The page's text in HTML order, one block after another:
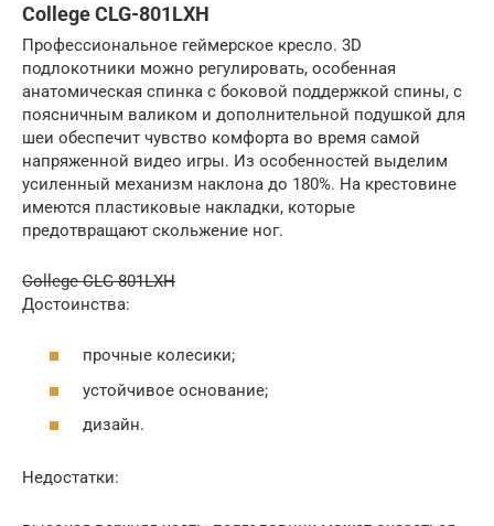
College CLG-801LXH
Профессиональное геймерское кресло. 3D
подлокотники можно регулировать, особенная
анатомическая спинка с боковой поддержкой спины, с
поясничным валиком и дополнительной подушкой для
шеи обеспечит чувство комфорта во время самой
напряженной видео игры. Из особенностей выделим
усиленный механизм наклона до 180%. На крестовине
имеются пластиковые накладки, которые
предотвращают скольжение ног.
College CLG-801LXH
Достоинства:
прочные колесики;
устойчивое основание;
дизайн.
Недостатки: